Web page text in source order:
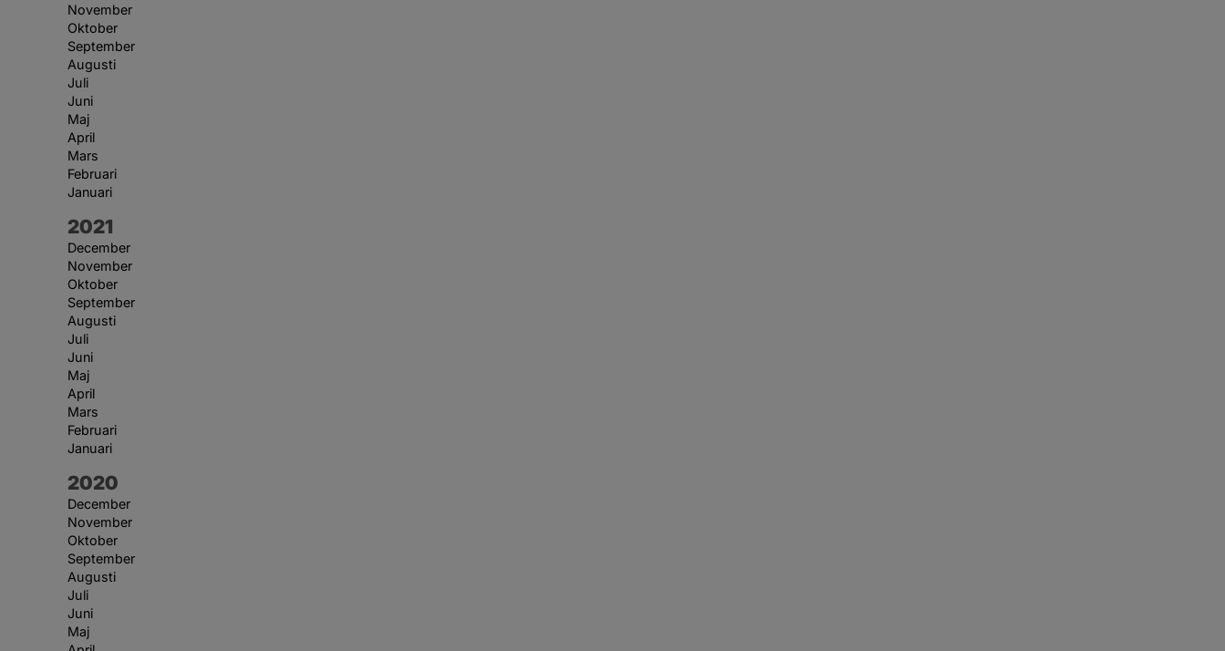
November
Oktober
September
Augusti
Juli
Juni
Maj
April
Mars
Februari
Januari
År:
2021
December
November
Oktober
September
Augusti
Juli
Juni
Maj
April
Mars
Februari
Januari
År:
2020
December
November
Oktober
September
Augusti
Juli
Juni
Maj